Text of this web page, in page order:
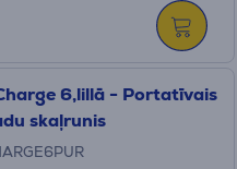
6,lillā - Portatīvais
skaļrunis